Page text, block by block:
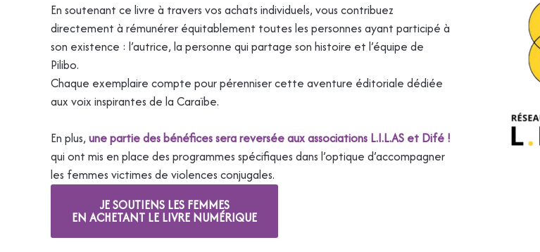
En soutenant ce livre à travers vos achats individuels, vous contribuez
directement à rémunérer équitablement toutes les personnes ayant participé à
son existence : l’autrice, la personne qui partage son histoire et l’équipe de
Pilibo.
Chaque exemplaire compte pour pérenniser cette aventure éditoriale dédiée
aux voix inspirantes de la Caraïbe.
En plus, une partie des bénéfices sera reversée aux associations L.I.L.AS et Difé !
qui ont mis en place des programmes spécifiques dans l’optique d’accompagner
les femmes victimes de violences conjugales.
JE SOUTIENS LES FEMMES
EN ACHETANT LE LIVRE NUMÉRIQUE